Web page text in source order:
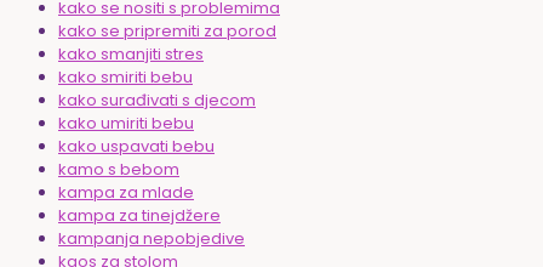
kako se nositi s problemima
kako se pripremiti za porod
kako smanjiti stres
kako smiriti bebu
kako surađivati s djecom
kako umiriti bebu
kako uspavati bebu
kamo s bebom
kampa za mlade
kampa za tinejdžere
kampanja nepobjedive
kaos za stolom